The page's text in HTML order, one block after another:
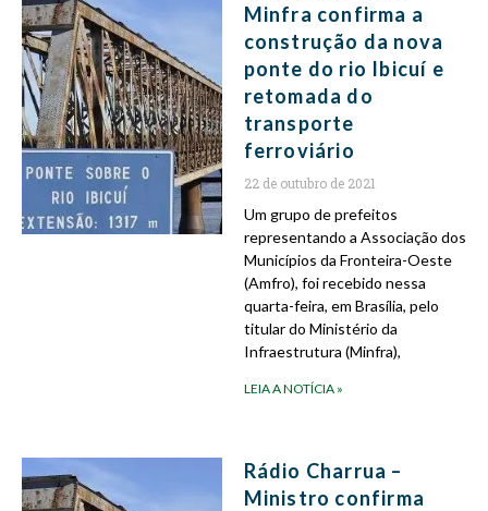
Minfra confirma a
construção da nova
ponte do rio Ibicuí e
retomada do
transporte
ferroviário
22 de outubro de 2021
Um grupo de prefeitos
representando a Associação dos
Municípios da Fronteira-Oeste
(Amfro), foi recebido nessa
quarta-feira, em Brasília, pelo
titular do Ministério da
Infraestrutura (Minfra),
LEIA A NOTÍCIA »
Rádio Charrua –
Ministro confirma